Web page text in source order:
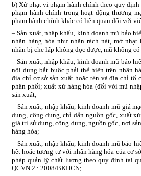
b) Xử phạt vi phạm hành chính theo quy
phạm hành chính trong hoạt động thương
phạm hành chính khác có liên quan đối với
– Sản xuất, nhập khẩu, kinh doanh mũ bảo
nhãn hàng hóa như nhãn rách nát, mờ
nhãn bị che lấp không đọc được, mũ không có
– Sản xuất, nhập khẩu, kinh doanh mũ bảo
nội dung bắt buộc phải thể hiện trên nhãn
địa chỉ cơ sở sản xuất hoặc tên và địa chỉ tổ
phân phối; xuất xứ hàng hóa (đối với mũ
sản xuất;
– Sản xuất, nhập khẩu, kinh doanh mũ giả
dụng, công dụng, chỉ dẫn nguồn gốc, xuất
giá trị sử dụng, công dụng, nguồn gốc, nơi
hàng hóa;
– Sản xuất, nhập khẩu, kinh doanh mũ bảo
hệt hoặc tương tự với nhãn hàng hóa của cơ
pháp quản lý chất lượng theo quy định tại
QCVN 2 : 2008/BKHCN;